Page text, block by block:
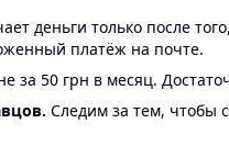
деньги только после
платёж на почте.
за 50 грн в месяц.
Следим за тем, чтобы